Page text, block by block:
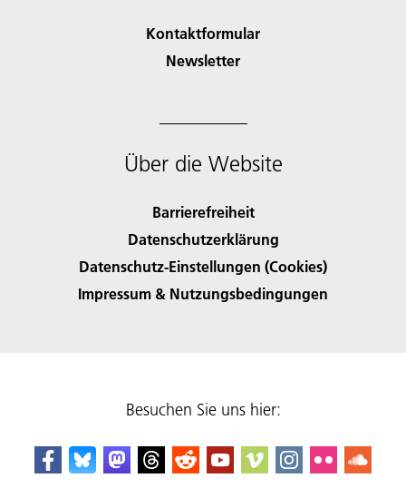
Kontaktformular
Newsletter
Über die Website
Barrierefreiheit
Datenschutzerklärung
Datenschutz-Einstellungen (Cookies)
Impressum & Nutzungsbedingungen
Besuchen Sie uns hier: